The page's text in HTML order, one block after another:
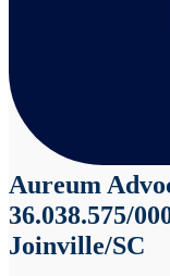
Aureum
36.038.575/
Joinville/SC